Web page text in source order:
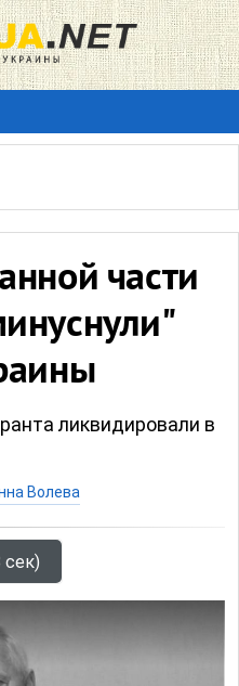
части
ликвидировали в
Волева